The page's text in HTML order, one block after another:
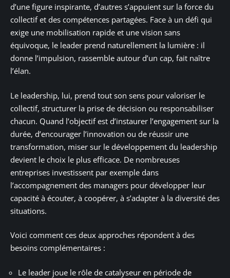
d’une figure inspirante, d’autres s’appuient sur la force du
collectif et des compétences partagées. Face à un défi qui
exige une mobilisation rapide et une vision sans
équivoque, le leader prend naturellement la lumière : il
donne l’impulsion, rassemble autour d’un cap, fait naître
l’élan.
Le leadership, lui, prend tout son sens pour valoriser le
collectif, structurer la prise de décision ou responsabiliser
chacun. Quand l’objectif est d’instaurer l’engagement sur la
durée, d’encourager l’innovation ou de réussir une
transformation, miser sur le développement du leadership
devient le choix le plus efficace. De nombreuses
entreprises investissent par exemple dans
l’accompagnement des managers pour développer leur
capacité à écouter, à coopérer, à s’adapter à la diversité des
situations.
Voici comment ces deux approches répondent à des
besoins complémentaires :
Le leader joue le rôle de catalyseur en période de